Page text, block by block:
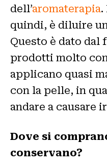
dell’aromaterapia.
quindi, è diluire
Questo è dato dal
prodotti molto
applicano quasi
con la pelle, in
andare a causare
Dove si
conservano?